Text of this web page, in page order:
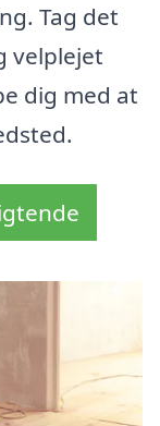
Tag det
velplejet
dig med at